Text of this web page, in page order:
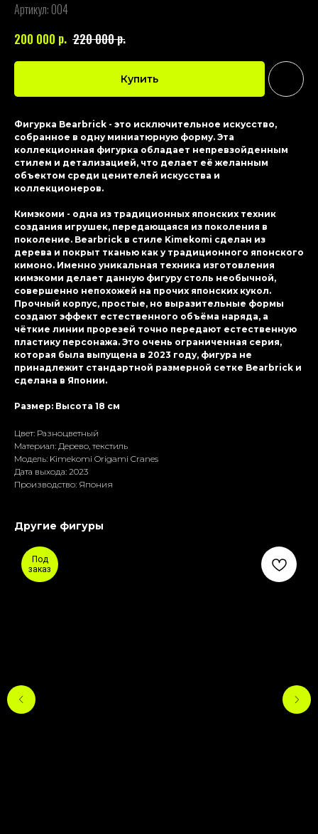
Артикул: 004
200 000 р. 220 000р.
Купить
Фигурка Bearbrick - это исключительное искусство,
собранное в одну миниатюрную форму. Эта
коллекционная фигурка обладает непревзойденным
стилем и детализацией, что делает её желанным
объектом среди ценителей искусства и
коллекционеров.
Кимэкоми - одна из традиционных японских техник
создания игрушек, передающаяся из поколения в
поколение. Bearbrick в стиле Kimekomi сделан из
дерева и покрыт тканью как у традиционного японского
кимоно. Именно уникальная техника изготовления
кимэкоми делает данную фигуру столь необычной,
совершенно непохожей на прочих японских кукол.
Прочный корпус, простые, но выразительные формы
создают эффект естественного объёма наряда, а
чёткие линии прорезей точно передают естественную
пластику персонажа. Это очень ограниченная серия,
которая была выпущена в 2023 году, фигура не
принадлежит стандартной размерной сетке Bearbrick и
сделана в Японии.
Размер: Высота 18 см
Цвет: Разноцветный
Материал: Дерево, текстиль
Модель: Kimekomi Origami Cranes
Дата выхода: 2023
Производство: Япония
Другие фигуры
Под
заказ